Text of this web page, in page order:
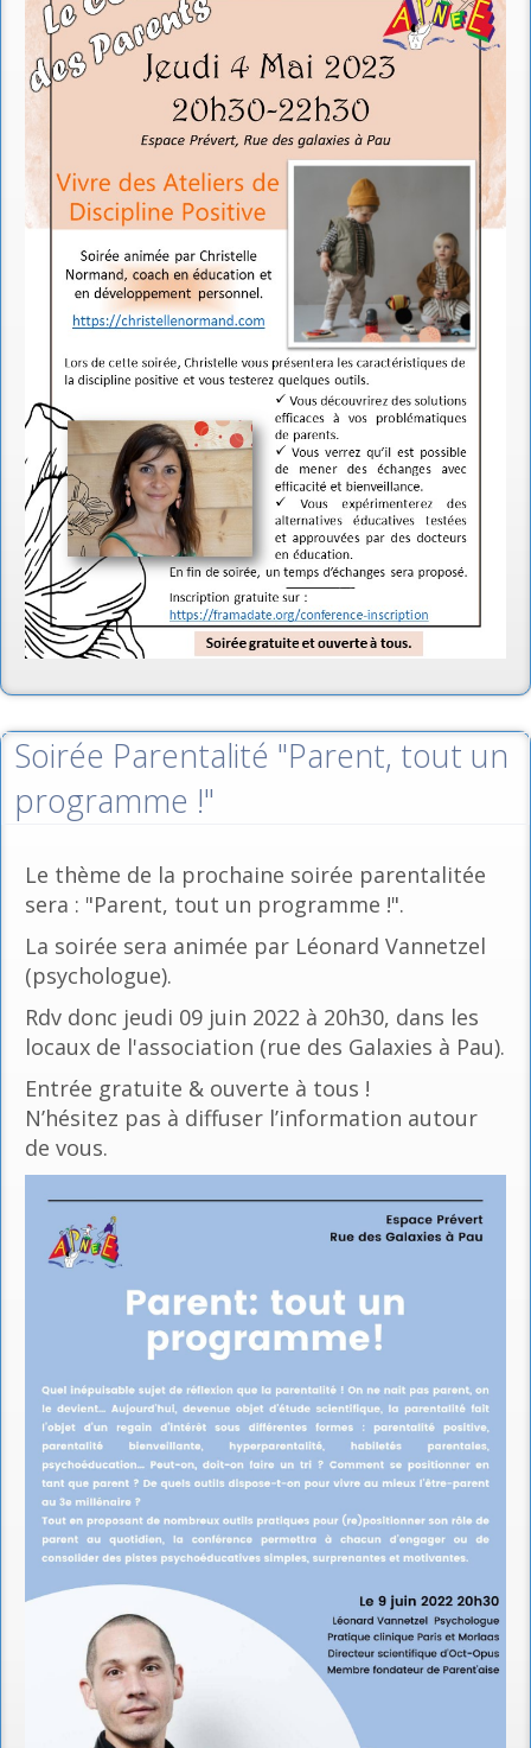
Soirée Parentalité "Parent, tout un
programme !"
Le thème de la prochaine soirée parentalitée
sera : "Parent, tout un programme !".
La soirée sera animée par Léonard Vannetzel
(psychologue).
Rdv donc jeudi 09 juin 2022 à 20h30, dans les
locaux de l'association (rue des Galaxies à Pau).
Entrée gratuite & ouverte à tous !
N’hésitez pas à diffuser l’information autour
de vous.